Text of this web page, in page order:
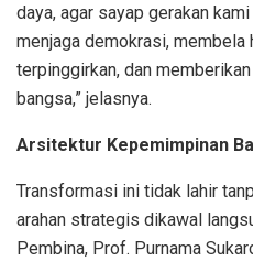
daya, agar sayap gerakan
menjaga demokrasi, membela
terpinggirkan, dan
bangsa,” jelasnya.
Arsitektur Kepemimpinan
Transformasi ini tidak lahir
arahan strategis dikawal
Pembina, Prof. Purnama